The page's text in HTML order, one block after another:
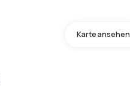
Karte ansehen